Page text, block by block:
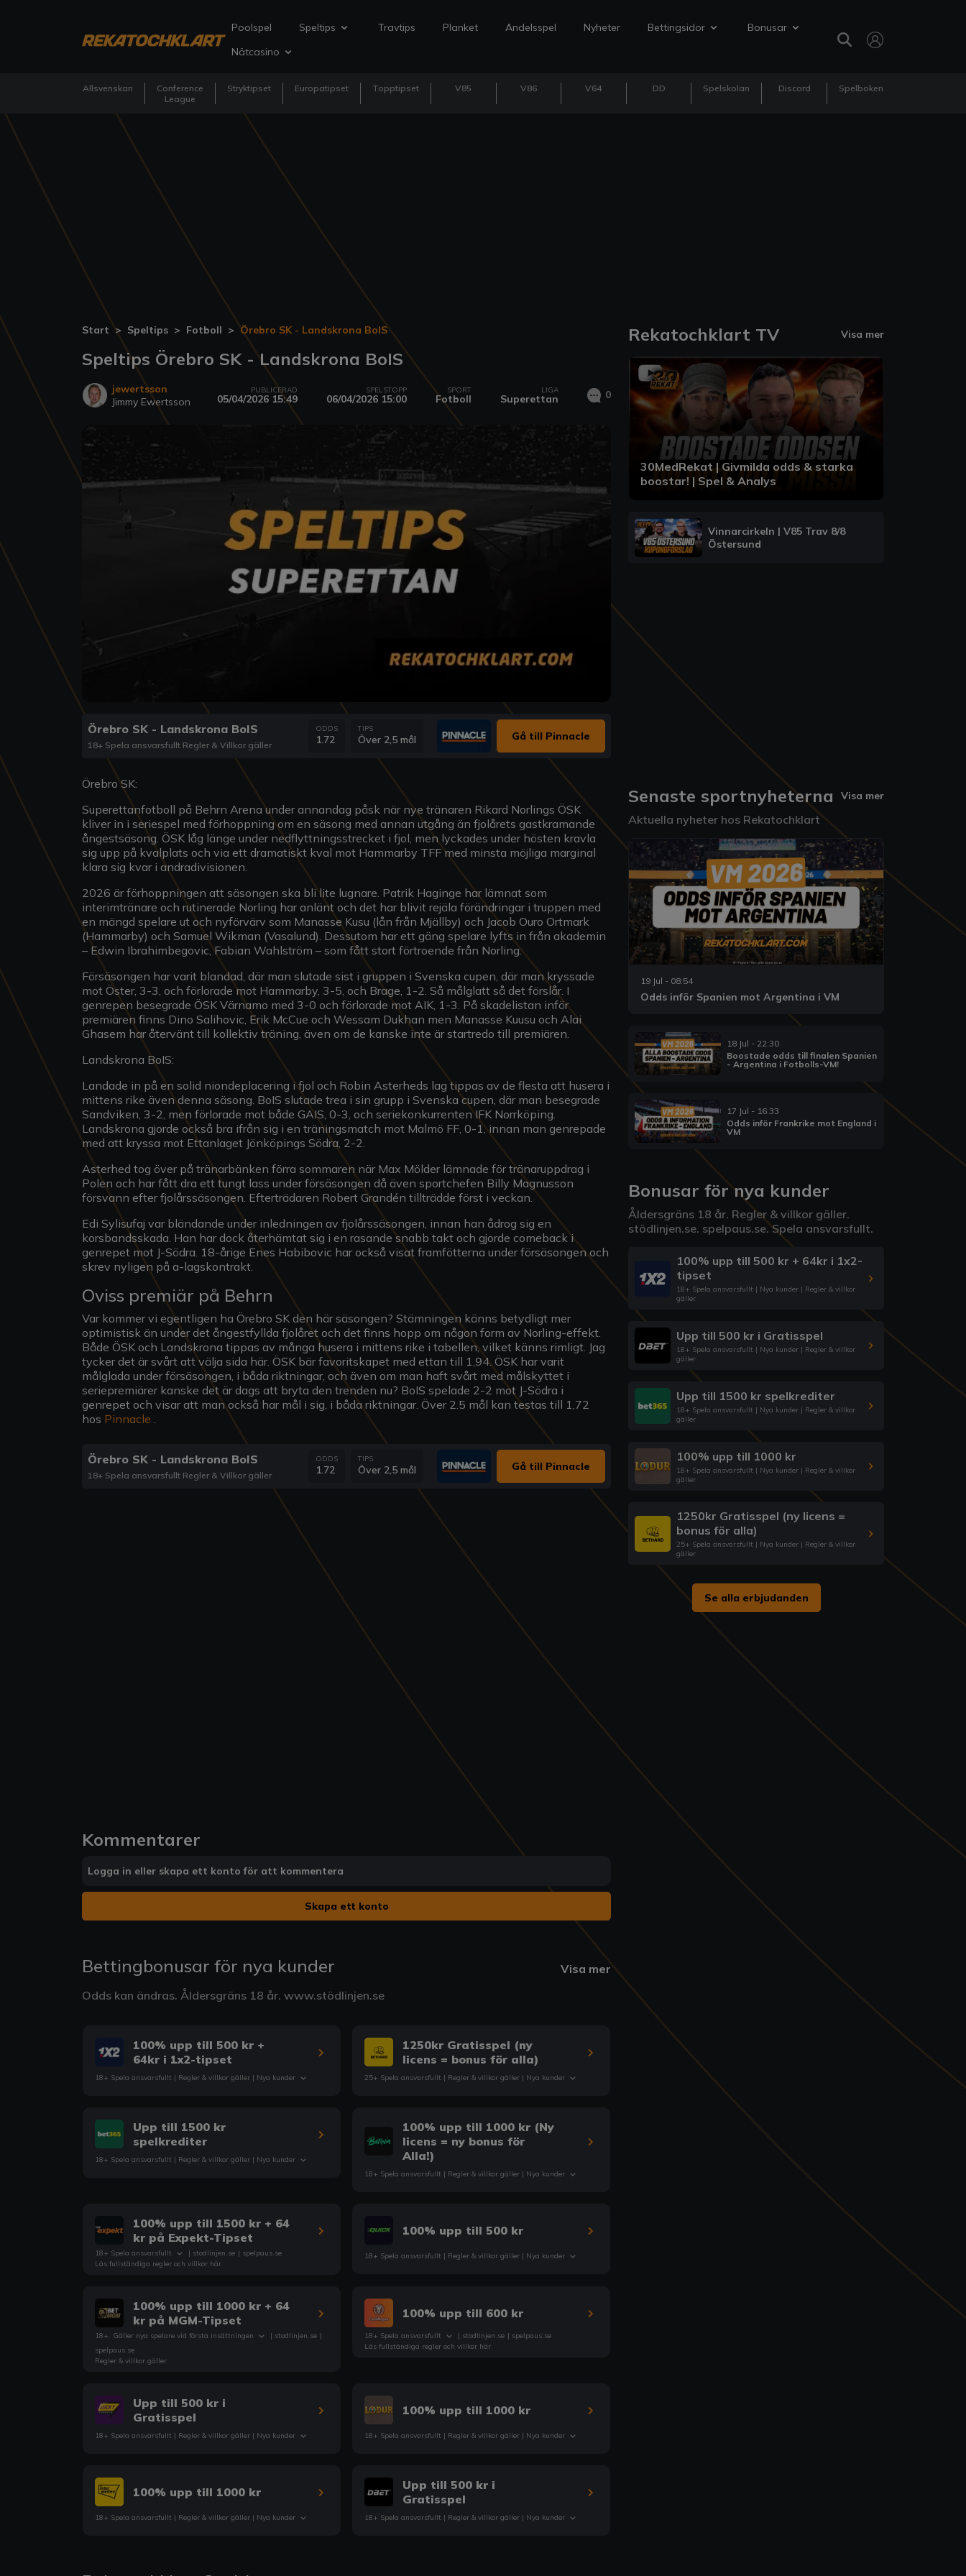
Poolspel Speltips Travtips Planket Andelsspel Nyheter Bettingsidor
Bonusar
Nätcasino
Allsvenskan
Conference
League
Stryktipset Europatipset Topptipset V85 V86 V64 DD Spelskolan Discord Spelboken
Start Speltips Fotboll Örebro SK - Landskrona BoIS
Speltips Örebro SK - Landskrona BoIS
jewertsson
Jimmy Ewertsson
PUBLICERAD
05/04/2026 15:49
SPELSTOPP
06/04/2026 15:00
SPORT
Fotboll
LIGA
Superettan 0
Örebro SK - Landskrona BoIS
18+ Spela ansvarsfullt Regler & Villkor gäller
ODDS
1.72
TIPS
Över 2,5 mål Gå till Pinnacle
Örebro SK:
Superettanfotboll på Behrn Arena under annandag påsk när nye tränaren Rikard Norlings ÖSK
kliver in i seriespel med förhoppning om en säsong med annan utgång än fjolårets gastkramande
ångestsäsong. ÖSK låg länge under nedflyttningsstrecket i fjol, men lyckades under hösten kravla
sig upp på kvalplats och via ett dramatiskt kval mot Hammarby TFF med minsta möjliga marginal
klara sig kvar i andradivisionen.
2026 är förhoppningen att säsongen ska bli lite lugnare. Patrik Haginge har lämnat som
interimtränare och rutinerade Norling har anlänt och det har blivit rejäla förändringar i truppen med
en mängd spelare ut och nyförvärv som Manasse Kusu (lån från Mjällby) och Jacob Ouro Ortmark
(Hammarby) och Samuel Wikman (Vasalund). Dessutom har ett gäng spelare lyfts in från akademin
– Edwin Ibrahimbegovic, Fabian Wahlström – som fått stort förtroende från Norling.
Försäsongen har varit blandad, där man slutade sist i gruppen i Svenska cupen, där man kryssade
mot Öster, 3-3, och förlorade mot Hammarby, 3-5, och Brage, 1-2. Så målglatt så det förslår. I
genrepen besegrade ÖSK Värnamo med 3-0 och förlorade mot AIK, 1-3. På skadelistan inför
premiären finns Dino Salihovic, Erik McCue och Wessam Dukhan men Manasse Kuusu och Alai
Ghasem har återvänt till kollektiv träning, även om de kanske inte är startredo till premiären.
Landskrona BoIS:
Landade in på en solid niondeplacering i fjol och Robin Asterheds lag tippas av de flesta att husera i
mittens rike även denna säsong. BoIS slutade trea i sin grupp i Svenska cupen, där man besegrade
Sandviken, 3-2, men förlorade mot både GAIS, 0-3, och seriekonkurrenten IFK Norrköping.
Landskrona gjorde också bra ifrån sig i en träningsmatch mot Malmö FF, 0-1, innan man genrepade
med att kryssa mot Ettanlaget Jönköpings Södra, 2-2.
Asterhed tog över på tränarbänken förra sommaren när Max Mölder lämnade för tränaruppdrag i
Polen och har fått dra ett tungt lass under försäsongen då även sportchefen Billy Magnusson
försvann efter fjolårssäsongen. Efterträdaren Robert Grandén tillträdde först i veckan.
Edi Sylisufaj var bländande under inledningen av fjolårssäsongen, innan han ådrog sig en
korsbandsskada. Han har dock återhämtat sig i en rasande snabb takt och gjorde comeback i
genrepet mot J-Södra. 18-årige Enes Habibovic har också visat framfötterna under försäsongen och
skrev nyligen på a-lagskontrakt.
Oviss premiär på Behrn
Var kommer vi egentligen ha Örebro SK den här säsongen? Stämningen känns betydligt mer
optimistisk än under det ångestfyllda fjolåret och det finns hopp om någon form av Norling-effekt.
Både ÖSK och Landskrona tippas av många husera i mittens rike i tabellen, vilket känns rimligt. Jag
tycker det är svårt att välja sida här. ÖSK bär favoritskapet med ettan till 1,94. ÖSK har varit
målglada under försäsongen, i båda riktningar, och även om man haft svårt med målskyttet i
seriepremiärer kanske det är dags att bryta den trenden nu? BoIS spelade 2-2 mot J-Södra i
genrepet och visar att man också har mål i sig, i båda riktningar. Över 2.5 mål kan testas till 1,72
hos Pinnacle .
Örebro SK - Landskrona BoIS
18+ Spela ansvarsfullt Regler & Villkor gäller
ODDS
1.72
TIPS
Över 2,5 mål Gå till Pinnacle
Kommentarer
Logga in eller skapa ett konto för att kommentera
Skapa ett konto
Bettingbonusar för nya kunder
Visa mer
Odds kan ändras. Åldersgräns 18 år. www.stödlinjen.se
100% upp till 500 kr +
64kr i 1x2-tipset
18+ Spela ansvarsfullt | Regler & villkor gäller | Nya kunder
1250kr Gratisspel (ny
licens = bonus för alla)
25+ Spela ansvarsfullt | Regler & villkor gäller | Nya kunder
Upp till 1500 kr
spelkrediter
18+ Spela ansvarsfullt | Regler & villkor gäller | Nya kunder
100% upp till 1000 kr (Ny
licens = ny bonus för
Alla!)
18+ Spela ansvarsfullt | Regler & villkor gäller | Nya kunder
100% upp till 1500 kr + 64
kr på Expekt-Tipset
18+ Spela ansvarsfullt | stodlinjen.se | spelpaus.se
Läs fullständiga regler och villkor här
100% upp till 500 kr
18+ Spela ansvarsfullt | Regler & villkor gäller | Nya kunder
100% upp till 1000 kr + 64
kr på MGM-Tipset
18+. Gäller nya spelare vid första insättningen | stodlinjen.se |
spelpaus.se
Regler & villkor gäller
100% upp till 600 kr
18+ Spela ansvarsfullt | stodlinjen.se | spelpaus.se
Läs fullständiga regler och villkor här
Upp till 500 kr i
Gratisspel
18+ Spela ansvarsfullt | Regler & villkor gäller | Nya kunder
100% upp till 1000 kr
18+ Spela ansvarsfullt | Regler & villkor gäller | Nya kunder
100% upp till 1000 kr
18+ Spela ansvarsfullt | Regler & villkor gäller | Nya kunder
Upp till 500 kr i
Gratisspel
18+ Spela ansvarsfullt | Regler & villkor gäller | Nya kunder
Rekatochklart TV Visa mer
30MedRekat | Givmilda odds & starka
boostar! | Spel & Analys
Vinnarcirkeln | V85 Trav 8/8
Östersund
Senaste sportnyheterna Visa mer
Aktuella nyheter hos Rekatochklart
19 Jul - 08:54
Odds inför Spanien mot Argentina i VM
18 Jul - 22:30
Boostade odds till finalen Spanien
- Argentina i Fotbolls-VM!
17 Jul - 16:33
Odds inför Frankrike mot England i
VM
Bonusar för nya kunder
Åldersgräns 18 år. Regler & villkor gäller.
stödlinjen.se. spelpaus.se. Spela ansvarsfullt.
100% upp till 500 kr + 64kr i 1x2-
tipset
18+ Spela ansvarsfullt | Nya kunder | Regler & villkor
gäller
Upp till 500 kr i Gratisspel
18+ Spela ansvarsfullt | Nya kunder | Regler & villkor
gäller
Upp till 1500 kr spelkrediter
18+ Spela ansvarsfullt | Nya kunder | Regler & villkor
gäller
100% upp till 1000 kr
18+ Spela ansvarsfullt | Nya kunder | Regler & villkor
gäller
1250kr Gratisspel (ny licens =
bonus för alla)
25+ Spela ansvarsfullt | Nya kunder | Regler & villkor
gäller
Se alla erbjudanden